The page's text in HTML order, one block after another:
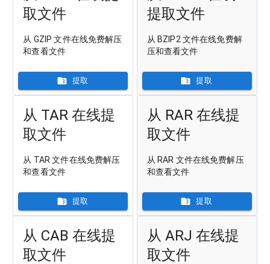
取文件
从 GZIP 文件在线免费解压
和查看文件
提取
提取文件
从 BZIP2 文件在线免费解
压和查看文件
提取
从 TAR 在线提
取文件
从 TAR 文件在线免费解压
和查看文件
提取
从 RAR 在线提
取文件
从 RAR 文件在线免费解压
和查看文件
提取
从 CAB 在线提
取文件
从 ARJ 在线提
取文件